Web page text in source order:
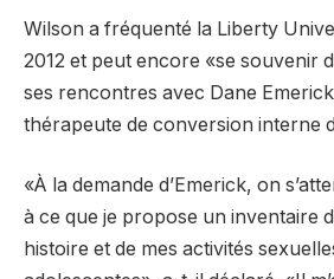
Wilson a fréquenté la Liberty
2012 et peut encore «se souvenir
ses rencontres avec Dane
thérapeute de conversion interne
«À la demande d’Emerick, on
à ce que je propose un inventaire
histoire et de mes activités